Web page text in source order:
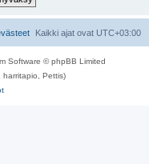
Kaikki ajat ovat UTC+03:00
Software © phpBB Limited
Pettis)